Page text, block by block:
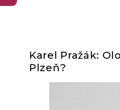
Karel Pražák:
Plzeň?